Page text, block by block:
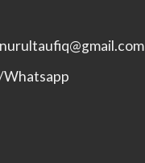
Whatsapp